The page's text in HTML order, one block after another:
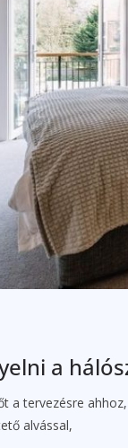
a
a tervezésre
alvással,